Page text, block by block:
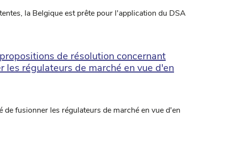
la Belgique est prête pour l'application du DSA
de résolution concernant
régulateurs de marché en vue d'en
fusionner les régulateurs de marché en vue d'en